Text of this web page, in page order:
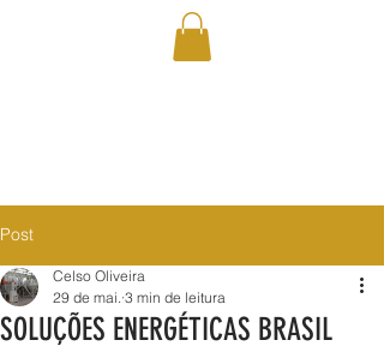
Post
SOLUÇÕES ENERGÉTICAS BRASIL
Celso Oliveira
29 de mai. 3 min de leitura